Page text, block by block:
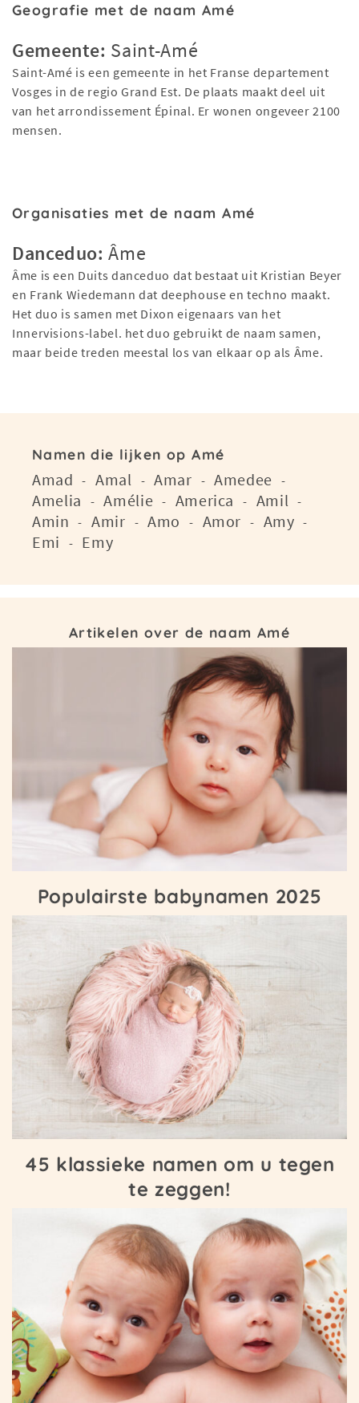
Geografie met de naam Amé
Gemeente: Saint-Amé
Saint-Amé is een gemeente in het Franse departement
Vosges in de regio Grand Est. De plaats maakt deel uit
van het arrondissement Épinal. Er wonen ongeveer 2100
mensen.
Organisaties met de naam Amé
Danceduo: Âme
Âme is een Duits danceduo dat bestaat uit Kristian Beyer
en Frank Wiedemann dat deephouse en techno maakt.
Het duo is samen met Dixon eigenaars van het
Innervisions-label. het duo gebruikt de naam samen,
maar beide treden meestal los van elkaar op als Âme.
Namen die lijken op Amé
Amad -Amal -Amar -Amedee -
Amelia -Amélie - America - Amil -
Amin -Amir -Amo - Amor - Amy -
Emi - Emy
Artikelen over de naam Amé
Populairste babynamen 2025
45 klassieke namen om u tegen
te zeggen!